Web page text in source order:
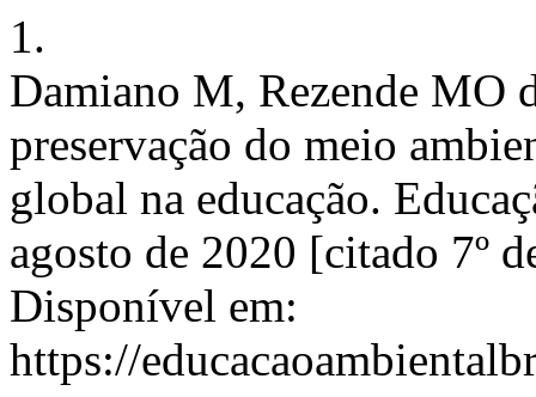
1.
Damiano M, Rezende MO
preservação do meio
global na educação.
agosto de 2020 [citado 7º
Disponível em:
https://